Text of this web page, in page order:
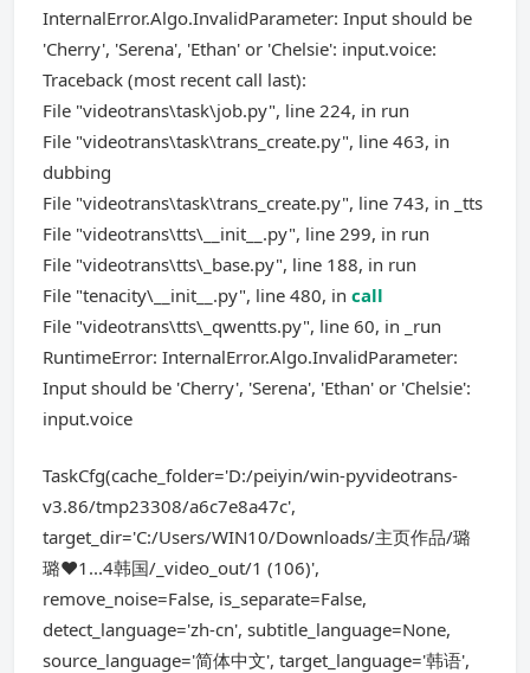
InternalError.Algo.InvalidParameter: Input should be
'Cherry', 'Serena', 'Ethan' or 'Chelsie': input.voice:
Traceback (most recent call last):
File "videotrans\task\job.py", line 224, in run
File "videotrans\task\trans_create.py", line 463, in
dubbing
File "videotrans\task\trans_create.py", line 743, in _tts
File "videotrans\tts\__init__.py", line 299, in run
File "videotrans\tts\_base.py", line 188, in run
File "tenacity\__init__.py", line 480, in call
File "videotrans\tts\_qwentts.py", line 60, in _run
RuntimeError: InternalError.Algo.InvalidParameter:
Input should be 'Cherry', 'Serena', 'Ethan' or 'Chelsie':
input.voice
TaskCfg(cache_folder='D:/peiyin/win-pyvideotrans-
v3.86/tmp23308/a6c7e8a47c',
target_dir='C:/Users/WIN10/Downloads/主页作品/璐
璐❤️1...4韩国/_video_out/1 (106)',
remove_noise=False, is_separate=False,
detect_language='zh-cn', subtitle_language=None,
source_language='简体中文', target_language='韩语',